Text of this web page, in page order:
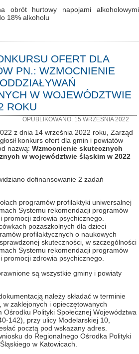
obrót hurtowy napojami alkoholowymi
18% alkoholu
OFERT DLA
PN.: WZMOCNIENIE
W WOJEWÓDZTWIE
ROKU
OPUBLIKOWANO: 15 WRZEŚNIA 2022
z dnia 14 września 2022 roku, Zarząd
konkurs ofert dla gmin i powiatów
nazwą: Wzmocnienie skutecznych
w województwie śląskim w 2022
dofinansowanie 2 zadań
programów profilaktyki uniwersalnej
Systemu rekomendacji programów
promocji zdrowia psychicznego.
pozaszkolnych dla dzieci
profilaktycznych o naukowych
skuteczności, w szczególności
Systemu rekomendacji programów
promocji zdrowia psychicznego.
są wszystkie gminy i powiaty
należy składać w terminie
, w zaklejonych i opieczętowanych
Polityki Społecznej Województwa
142), przy ulicy Modelarskiej 10,
pocztą pod wskazany adres.
do Regionalnego Ośrodka Polityki
w Katowicach.